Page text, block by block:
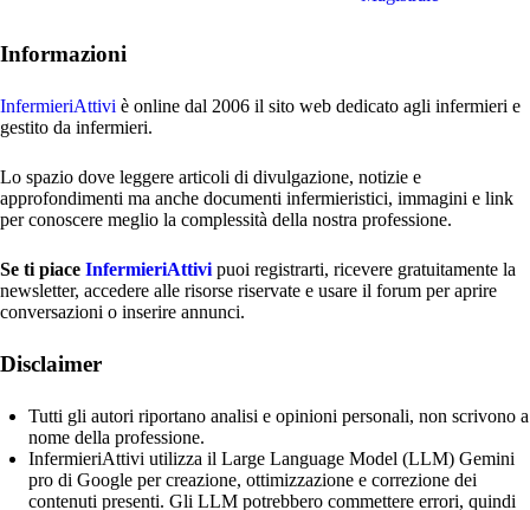
Informazioni
InfermieriAttivi è online dal 2006 il sito web dedicato agli infermieri e
gestito da infermieri.
Lo spazio dove leggere articoli di divulgazione, notizie e
approfondimenti ma anche documenti infermieristici, immagini e link
per conoscere meglio la complessità della nostra professione.
Se ti piace InfermieriAttivi puoi registrarti, ricevere gratuitamente la
newsletter, accedere alle risorse riservate e usare il forum per aprire
conversazioni o inserire annunci.
Disclaimer
Tutti gli autori riportano analisi e opinioni personali, non scrivono a
nome della professione.
InfermieriAttivi utilizza il Large Language Model (LLM) Gemini
pro di Google per creazione, ottimizzazione e correzione dei
contenuti presenti. Gli LLM potrebbero commettere errori, quindi